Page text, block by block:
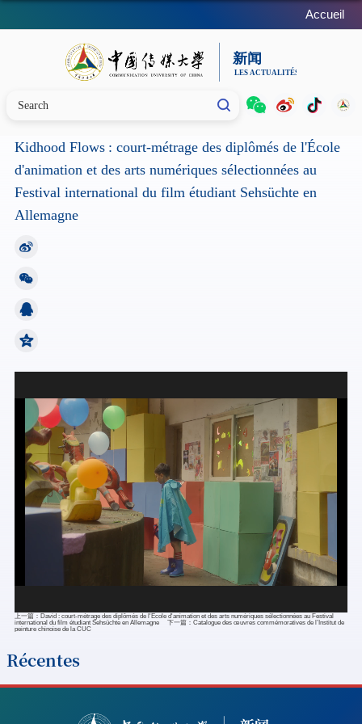
Accueil
Kidhood Flows : court-métrage des diplômés de l'École
d'animation et des arts numériques sélectionnées au
Festival international du film étudiant Sehsüchte en
Allemagne
上一篇： David : court-métrage des diplômés de l'École d'animation et des arts numériques sélectionnées au Festival
international du film étudiant Sehsüchte en Allemagne
下一篇： Catalogue des œuvres commémoratives de l’Institut de
peinture chinoise de la CUC​
Récentes
2026-07-11